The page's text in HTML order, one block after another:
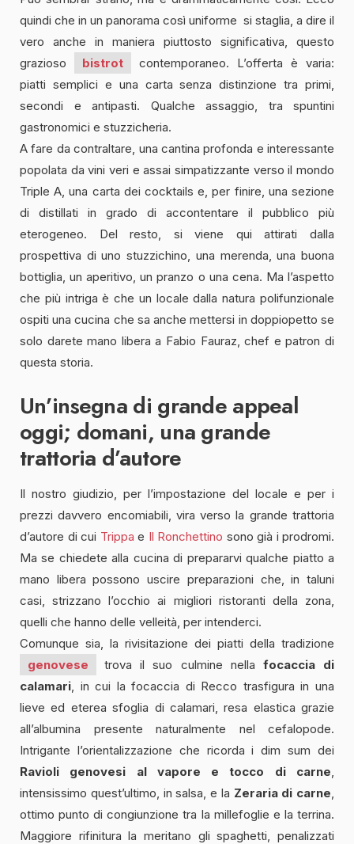
quindi che in un panorama così uniforme si staglia, a dire il
vero anche in maniera piuttosto significativa, questo
grazioso
bistrot
contemporaneo. L’offerta è varia:
piatti semplici e una carta senza distinzione tra primi,
secondi e antipasti. Qualche assaggio, tra spuntini
gastronomici e stuzzicheria.
A fare da contraltare, una cantina profonda e interessante
popolata da vini veri e assai simpatizzante verso il mondo
Triple A, una carta dei cocktails e, per finire, una sezione
di distillati in grado di accontentare il pubblico più
eterogeneo. Del resto, si viene qui attirati dalla
prospettiva di uno stuzzichino, una merenda, una buona
bottiglia, un aperitivo, un pranzo o una cena. Ma l’aspetto
che più intriga è che un locale dalla natura polifunzionale
ospiti una cucina che sa anche mettersi in doppiopetto se
solo darete mano libera a Fabio Fauraz, chef e patron di
questa storia.
Un’insegna di grande appeal
oggi; domani, una grande
trattoria d’autore
Il nostro giudizio, per l’impostazione del locale e per i
prezzi davvero encomiabili, vira verso la grande trattoria
d’autore di cui Trippa e Il Ronchettino sono già i prodromi.
Ma se chiedete alla cucina di prepararvi qualche piatto a
mano libera possono uscire preparazioni che, in taluni
casi, strizzano l’occhio ai migliori ristoranti della zona,
quelli che hanno delle velleità, per intenderci.
Comunque sia, la rivisitazione dei piatti della tradizione
genovese
trova il suo culmine nella focaccia di
calamari , in cui la focaccia di Recco trasfigura in una
lieve ed eterea sfoglia di calamari, resa elastica grazie
all’albumina presente naturalmente nel cefalopode.
Intrigante l’orientalizzazione che ricorda i dim sum dei
Ravioli genovesi al vapore e tocco di carne
intensissimo quest’ultimo, in salsa, e la Zeraria di carne
ottimo punto di congiunzione tra la millefoglie e la terrina.
Maggiore rifinitura la meritano gli spaghetti, penalizzati